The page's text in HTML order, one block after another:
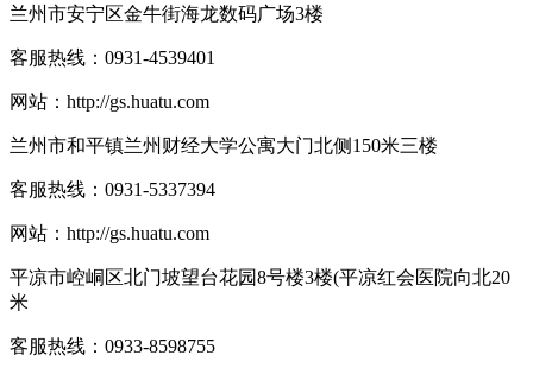
兰州市安宁区金牛街海龙数码广场3楼
客服热线： 0931-4539401
网站： http://gs.huatu.com
兰州市和平镇兰州财经大学公寓大门北侧150米三楼
客服热线： 0931-5337394
网站： http://gs.huatu.com
平凉市崆峒区北门坡望台花园8号楼3楼(平凉红会医院向北20
米
客服热线： 0933-8598755